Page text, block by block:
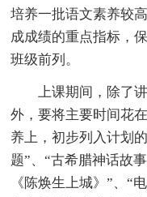
培养一批语文素养较
成成绩的重点指标，
班级前列。
上课期间，除了
外，要将主要时间花
养上，初步列入计划
题”、“古希腊神话故
《陈焕生上城》”、“